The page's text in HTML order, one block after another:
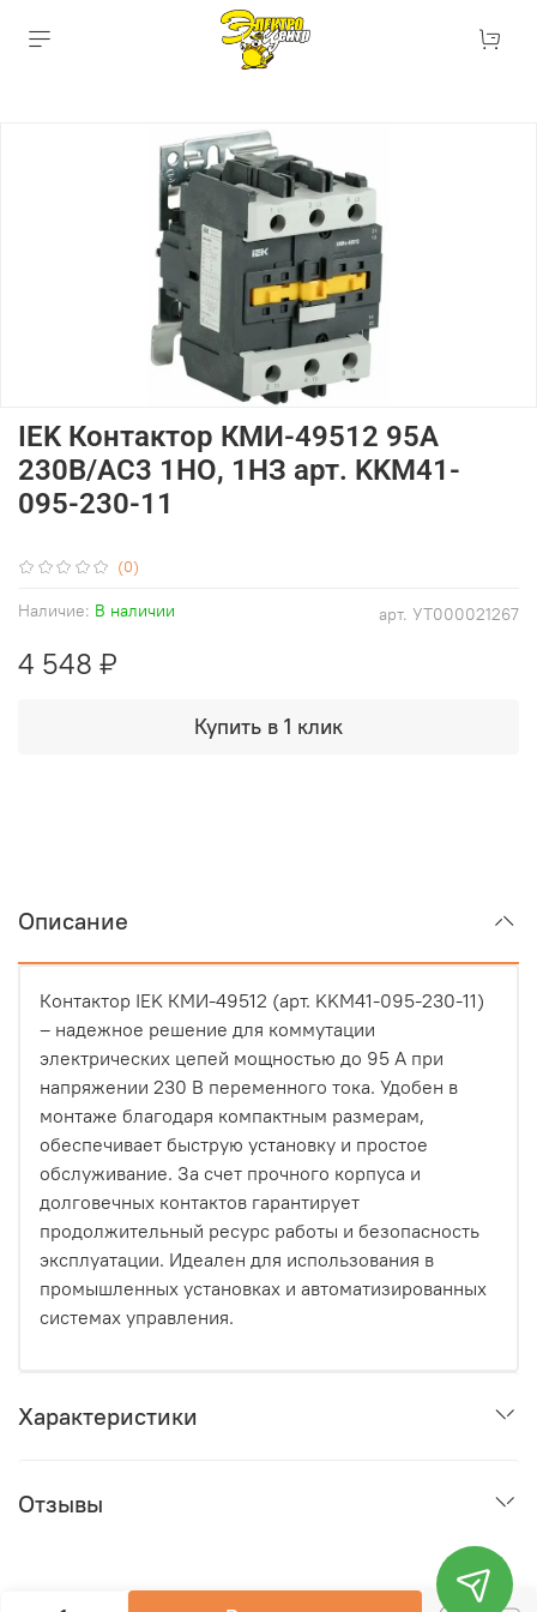
(0)
арт. УТ000021267
Наличие: В наличии
IEK Контактор КМИ-49512 95А
230В/АС3 1НО, 1НЗ арт. KKM41-
095-230-11
4 548 ₽
Купить в 1 клик
Описание
Контактор IEK КМИ-49512 (арт. KKM41-095-230-11)
– надежное решение для коммутации
электрических цепей мощностью до 95 А при
напряжении 230 В переменного тока. Удобен в
монтаже благодаря компактным размерам,
обеспечивает быструю установку и простое
обслуживание. За счет прочного корпуса и
долговечных контактов гарантирует
продолжительный ресурс работы и безопасность
эксплуатации. Идеален для использования в
промышленных установках и автоматизированных
системах управления.
Характеристики
Отзывы